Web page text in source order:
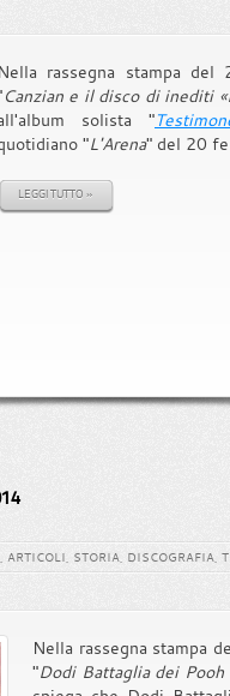
Nella rassegna stampa
Canzian e il disco di inediti
solista "
"L'Arena" del 20
LEGGI TUTTO »
ARTICOLI, STORIA, DISCOGRAFIA,
Nella rassegna stampa
"Dodi Battaglia dei